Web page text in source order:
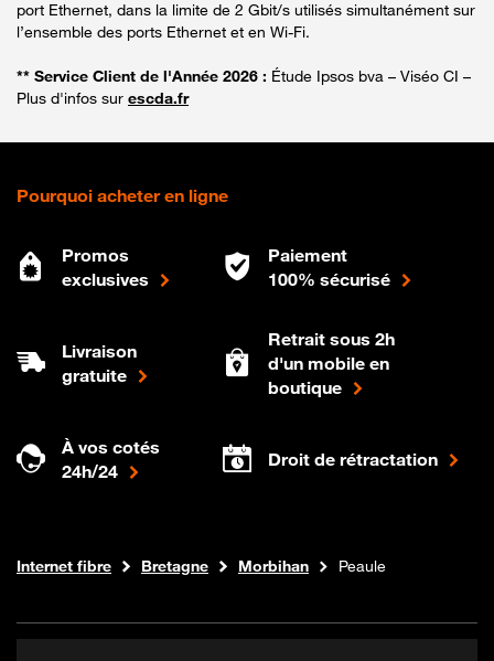
port Ethernet, dans la limite de 2 Gbit/s utilisés simultanément sur
l’ensemble des ports Ethernet et en Wi-Fi.
** Service Client de l'Année 2026 : Étude Ipsos bva – Viséo CI –
Plus d'infos sur escda.fr
Pourquoi acheter en ligne
Promos
exclusives
Paiement
100% sécurisé
Livraison
gratuite
Retrait sous 2h
d'un mobile en
boutique
À vos cotés
24h/24
Droit de rétractation
Boutique Orange
Internet fibre Bretagne Morbihan Peaule